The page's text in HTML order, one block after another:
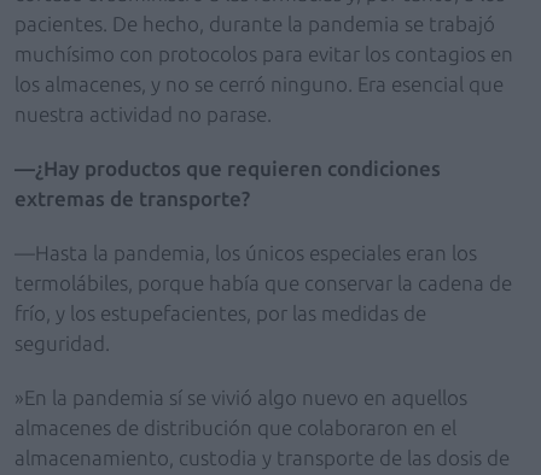
pacientes. De hecho, durante la pandemia se trabajó
muchísimo con protocolos para evitar los contagios en
los almacenes, y no se cerró ninguno. Era esencial que
nuestra actividad no parase.
—¿Hay productos que requieren condiciones
extremas de transporte?
—Hasta la pandemia, los únicos especiales eran los
termolábiles, porque había que conservar la cadena de
frío, y los estupefacientes, por las medidas de
seguridad.
»En la pandemia sí se vivió algo nuevo en aquellos
almacenes de distribución que colaboraron en el
almacenamiento, custodia y transporte de las dosis de